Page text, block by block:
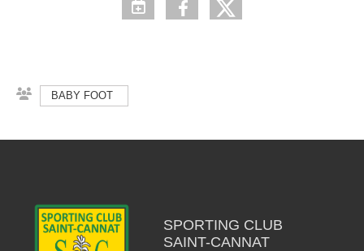
BABY FOOT
SPORTING CLUB
SAINT-CANNAT